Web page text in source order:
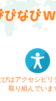
びはアクセシビリ
取り組んでいま